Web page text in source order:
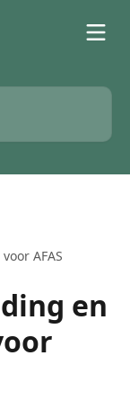
AFAS
en